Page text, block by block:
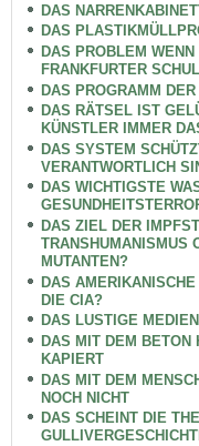
DAS
DAS
DAS PROBLEM
FRANKFURTER
DAS PROGRAMM
DAS RÄTSEL IST
KÜNSTLER IMMER
DAS SYSTEM
VERANTWORTLICH
DAS WICHTIGSTE
DAS ZIEL DER
TRANSHUMANISMUS
MUTANTEN?
DAS
DIE CIA?
DAS LUSTIGE
DAS MIT DEM BETON
KAPIERT
DAS MIT DEM
NOCH NICHT
DAS SCHEINT DIE